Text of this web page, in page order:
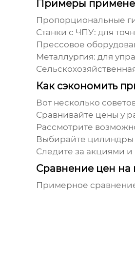
Примеры
Пропорциональные
Станки с ЧПУ: для
Прессовое
Металлургия: для
Как сэкономить
Вот несколько
Сравнивайте цены у
Рассмотрите
Выбирайте цилиндры
Следите за акциями
Сравнение цен
Примерное